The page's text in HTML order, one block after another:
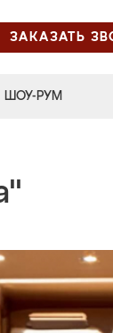
ЗАКАЗАТЬ
ШОУ-РУМ